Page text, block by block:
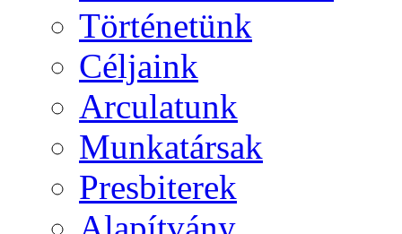
Történetünk
Céljaink
Arculatunk
Munkatársak
Presbiterek